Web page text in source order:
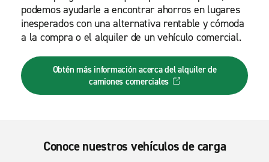
podemos ayudarle a encontrar ahorros en lugares
inesperados con una alternativa rentable y cómoda
a la compra o el alquiler de un vehículo comercial.
Obtén más información acerca del alquiler de
camiones comerciales
Conoce nuestros vehículos de carga